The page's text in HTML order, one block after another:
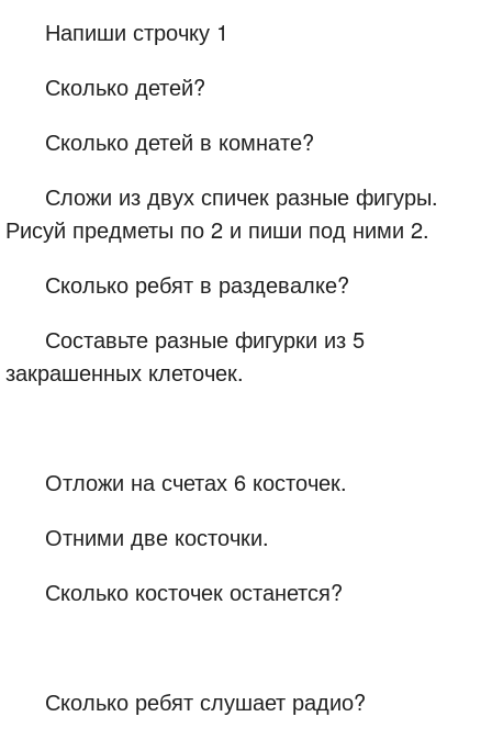
Напиши строчку 1
Сколько детей?
Сколько детей в комнате?
Сложи из двух спичек разные фигуры.
Рисуй предметы по 2 и пиши под ними 2.
Сколько ребят в раздевалке?
Составьте разные фигурки из 5
закрашенных клеточек.
Отложи на счетах 6 косточек.
Отними две косточки.
Сколько косточек останется?
Сколько ребят слушает радио?